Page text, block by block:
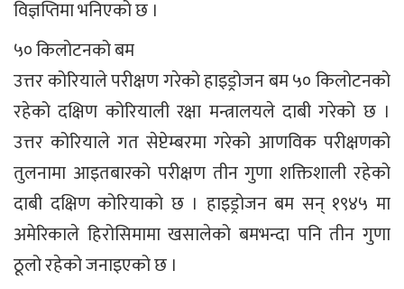
विज्ञप्तिमा भनिएको छ ।
५० किलोटनको बम
उत्तर कोरियाले परीक्षण गरेको हाइड्रोजन बम ५० किलोटनको
रहेको दक्षिण कोरियाली रक्षा मन्त्रालयले दाबी गरेको छ ।
उत्तर कोरियाले गत सेप्टेम्बरमा गरेको आणविक परीक्षणको
तुलनामा आइतबारको परीक्षण तीन गुणा शक्तिशाली रहेको
दाबी दक्षिण कोरियाको छ । हाइड्रोजन बम सन् १९४५ मा
अमेरिकाले हिरोसिमामा खसालेको बमभन्दा पनि तीन गुणा
ठूलो रहेको जनाइएको छ ।